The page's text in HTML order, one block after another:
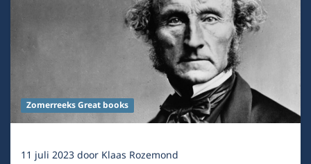
Zomerreeks Great books
11 juli 2023door Klaas Rozemond